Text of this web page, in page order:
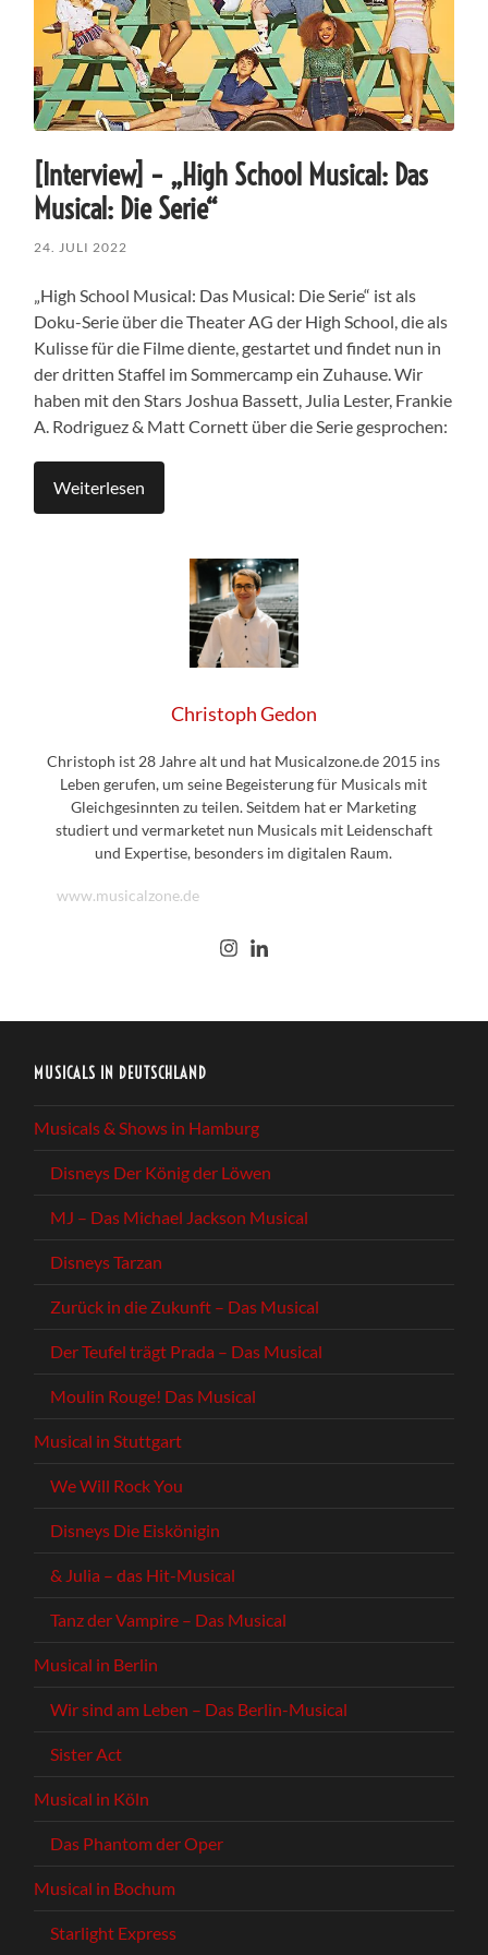
[Interview] – „High School Musical: Das
Musical: Die Serie“
24. JULI 2022
„High School Musical: Das Musical: Die Serie“ ist als
Doku-Serie über die Theater AG der High School, die als
Kulisse für die Filme diente, gestartet und findet nun in
der dritten Staffel im Sommercamp ein Zuhause. Wir
haben mit den Stars Joshua Bassett, Julia Lester, Frankie
A. Rodriguez & Matt Cornett über die Serie gesprochen:
Weiterlesen
Christoph Gedon
Christoph ist 28 Jahre alt und hat Musicalzone.de 2015 ins
Leben gerufen, um seine Begeisterung für Musicals mit
Gleichgesinnten zu teilen. Seitdem hat er Marketing
studiert und vermarketet nun Musicals mit Leidenschaft
und Expertise, besonders im digitalen Raum.
www.musicalzone.de
MUSICALS IN DEUTSCHLAND
Musicals & Shows in Hamburg
Disneys Der König der Löwen
MJ – Das Michael Jackson Musical
Disneys Tarzan
Zurück in die Zukunft – Das Musical
Der Teufel trägt Prada – Das Musical
Moulin Rouge! Das Musical
Musical in Stuttgart
We Will Rock You
Disneys Die Eiskönigin
& Julia – das Hit-Musical
Tanz der Vampire – Das Musical
Musical in Berlin
Wir sind am Leben – Das Berlin-Musical
Sister Act
Musical in Köln
Das Phantom der Oper
Musical in Bochum
Starlight Express